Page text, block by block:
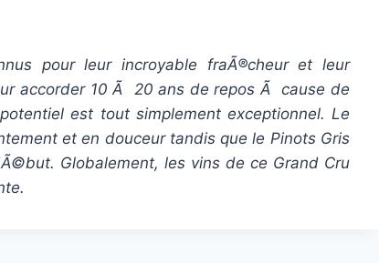
pour leur incroyable fraÃ®cheur et leur
accorder 10 Ã 20 ans de repos Ã cause de
est tout simplement exceptionnel. Le
et en douceur tandis que le Pinots Gris
Globalement, les vins de ce Grand Cru